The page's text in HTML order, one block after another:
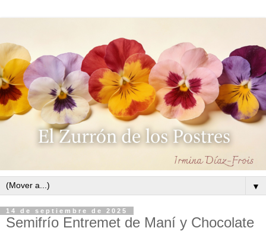
▼
14 de septiembre de 2025
Semifrío Entremet de Maní y Chocolate